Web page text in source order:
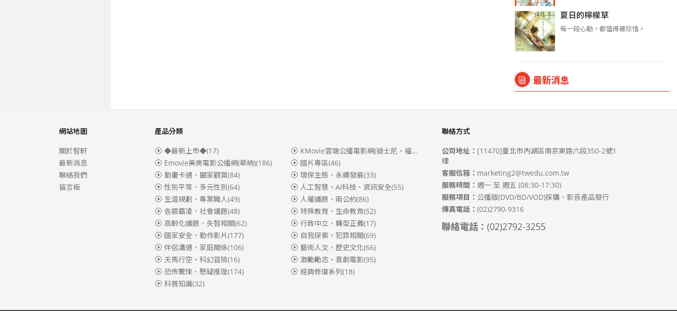
夏日的檸檬草
每一段心動，都值得被珍惜。
最新消息
網站地圖
關於智軒
最新消息
聯絡我們
留言板
產品分類
◆最新上市◆(17) KMovie雲端公播電影網(迪士尼、福斯、索尼)
(349)
Emovie美商電影公播網(華納)(186) 國片專區(46)
動畫卡通、闔家觀賞(84) 環保生態、永續發展(33)
性別平等、多元性別(64) 人工智慧、AI科技、資訊安全(55)
生涯規劃、專業職人(49) 人權議題、兩公約(86)
各類霸凌、社會議題(48) 特殊教育、生命教育(52)
高齡化議題、失智相關(62) 行政中立、轉型正義(17)
國家安全、動作影片(177) 自我探索、犯罪相關(69)
伴侶溝通、家庭關係(106) 藝術人文、歷史文化(66)
天馬行空、科幻冒險(16) 激勵勵志、喜劇電影(95)
恐怖驚悚、懸疑推理(174) 經典修復系列(18)
科普知識(32)
聯絡方式
公司地址： [11470]臺北市內湖區南京東路六段350-2號1
樓
客服信箱： marketing2@twedu.com.tw
服務時間： 週一 至 週五 (08:30-17:30)
服務項目： 公播版(DVD/BD/VOD)採購、影音產品發行
傳真電話： (02)2790-9316
聯絡電話： (02)2792-3255